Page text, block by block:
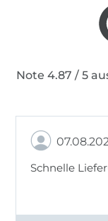
Note 4.87 / 5
Schnelle